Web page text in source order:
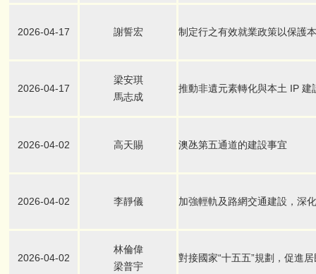
2026-04-17 謝誓宏 制定行之有效就業政策以保護
2026-04-17
梁安琪
馬志成
推動非遺元素轉化與本土 IP 建
2026-04-02 高天賜 澳氹第五通道的建設事宜
2026-04-02 李靜儀 加強輕軌及路網交通建設，深
2026-04-02
林倫偉
梁普宇
對接國家“十五五”規劃，促進